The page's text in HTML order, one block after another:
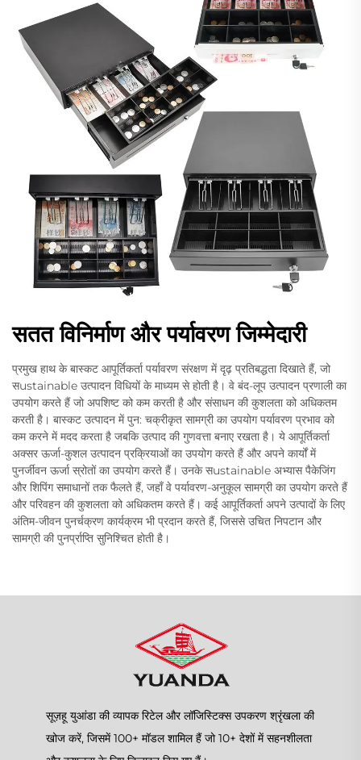
सतत विनिर्माण और पर्यावरण जिम्मेदारी
प्रमुख हाथ के बास्कट आपूर्तिकर्ता पर्यावरण संरक्षण में दृढ़ प्रतिबद्धता दिखाते हैं, जो
सustainable उत्पादन विधियों के माध्यम से होती है। वे बंद-लूप उत्पादन प्रणाली का
उपयोग करते हैं जो अपशिष्ट को कम करती है और संसाधन की कुशलता को अधिकतम
करती है। बास्कट उत्पादन में पुन: चक्रीकृत सामग्री का उपयोग पर्यावरण प्रभाव को
कम करने में मदद करता है जबकि उत्पाद की गुणवत्ता बनाए रखता है। ये आपूर्तिकर्ता
अक्सर ऊर्जा-कुशल उत्पादन प्रक्रियाओं का उपयोग करते हैं और अपने कार्यों में
पुनर्जीवन ऊर्जा स्रोतों का उपयोग करते हैं। उनके सustainable अभ्यास पैकेजिंग
और शिपिंग समाधानों तक फैलते हैं, जहाँ वे पर्यावरण-अनुकूल सामग्री का उपयोग करते हैं
और परिवहन की कुशलता को अधिकतम करते हैं। कई आपूर्तिकर्ता अपने उत्पादों के लिए
अंतिम-जीवन पुनर्चक्रण कार्यक्रम भी प्रदान करते हैं, जिससे उचित निपटान और
सामग्री की पुनर्प्राप्ति सुनिश्चित होती है।
सूज़हू युआंडा की व्यापक रिटेल और लॉजिस्टिक्स उपकरण श्रृंखला की
खोज करें, जिसमें 100+ मॉडल शामिल हैं जो 10+ देशों में सहनशीलता